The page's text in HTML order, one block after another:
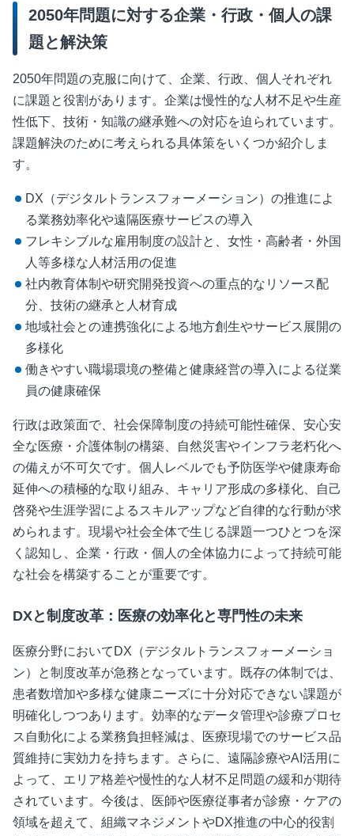
2050年問題に対する企業・行政・個人の課
題と解決策
2050年問題の克服に向けて、企業、行政、個人それぞれ
に課題と役割があります。企業は慢性的な人材不足や生産
性低下、技術・知識の継承難への対応を迫られています。
課題解決のために考えられる具体策をいくつか紹介しま
す。
DX（デジタルトランスフォーメーション）の推進によ
る業務効率化や遠隔医療サービスの導入
フレキシブルな雇用制度の設計と、女性・高齢者・外国
人等多様な人材活用の促進
社内教育体制や研究開発投資への重点的なリソース配
分、技術の継承と人材育成
地域社会との連携強化による地方創生やサービス展開の
多様化
働きやすい職場環境の整備と健康経営の導入による従業
員の健康確保
行政は政策面で、社会保障制度の持続可能性確保、安心安
全な医療・介護体制の構築、自然災害やインフラ老朽化へ
の備えが不可欠です。個人レベルでも予防医学や健康寿命
延伸への積極的な取り組み、キャリア形成の多様化、自己
啓発や生涯学習によるスキルアップなど自律的な行動が求
められます。現場や社会全体で生じる課題一つひとつを深
く認知し、企業・行政・個人の全体協力によって持続可能
な社会を構築することが重要です。
DXと制度改革：医療の効率化と専門性の未来
医療分野においてDX（デジタルトランスフォーメーショ
ン）と制度改革が急務となっています。既存の体制では、
患者数増加や多様な健康ニーズに十分対応できない課題が
明確化しつつあります。効率的なデータ管理や診療プロセ
ス自動化による業務負担軽減は、医療現場でのサービス品
質維持に実効力を持ちます。さらに、遠隔診療やAI活用に
よって、エリア格差や慢性的な人材不足問題の緩和が期待
されています。今後は、医師や医療従事者が診療・ケアの
領域を超えて、組織マネジメントやDX推進の中心的役割